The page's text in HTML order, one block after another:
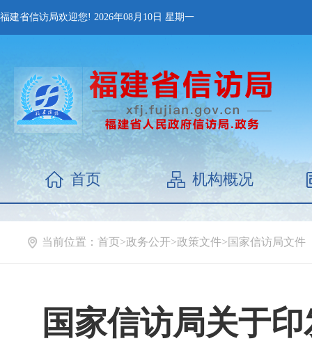
福建省信访局欢迎您! 2026年08月10日 星期一
首页 机构概况
当前位置： 首页>政务公开>政策文件> 国家信访局文件
国家信访局关于